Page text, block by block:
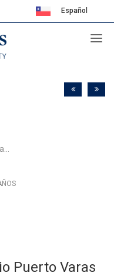
Español
Puerto Varas